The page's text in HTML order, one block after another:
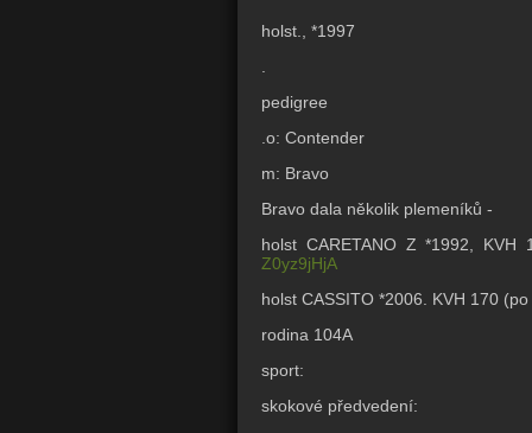
holst., *1997
pedigree
.o: Contender
m: Bravo
Bravo dala několik plemeníků -
holst CARETANO Z *1992,
Z0yz9jHjA
holst CASSITO *2006. KVH 170
rodina 104A
sport:
skokové předvedení: